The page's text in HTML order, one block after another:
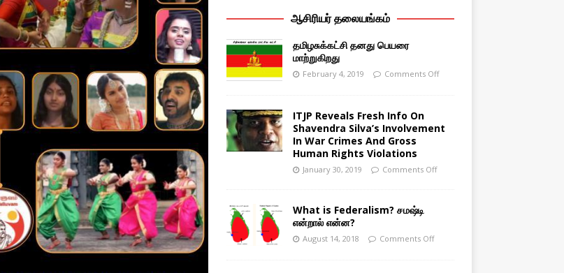
ஆசிரியர் தலையங்கம்
தமிழசுக்கட்சி தனது பெயரை
மாற்றுகிறது
February 4, 2019 Comments Off
ITJP Reveals Fresh Info On
Shavendra Silva’s Involvement
In War Crimes And Gross
Human Rights Violations
January 30, 2019 Comments Off
What is Federalism? சமஷ்டி
என்றால் என்ன?
August 14, 2018 Comments Off